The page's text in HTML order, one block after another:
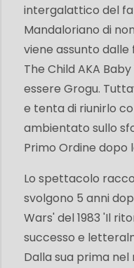
intergalattico del
Mandaloriano di
viene assunto
The Child AKA
essere Grogu.
e tenta di riunirlo
ambientato sullo
Primo Ordine dopo
Lo spettacolo
svolgono 5 anni
Wars' del 1983 'Il
successo e
Dalla sua prima nel